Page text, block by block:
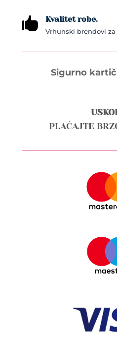
 Kvalitet robe.
Vrhunski brendovi za
Sigurno
PLAĆAJTE